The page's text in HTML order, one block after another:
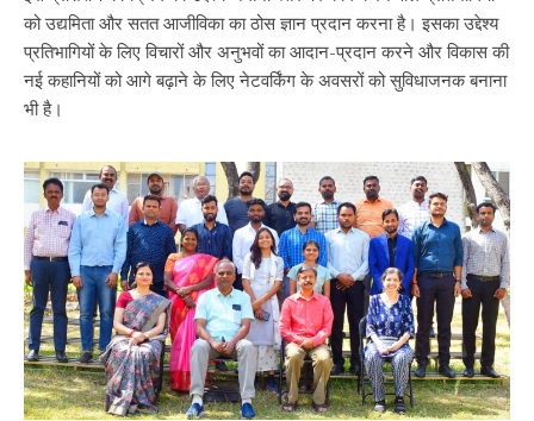
को उद्यमिता और सतत आजीविका का ठोस ज्ञान प्रदान करना है। इसका उद्देश्य
प्रतिभागियों के लिए विचारों और अनुभवों का आदान-प्रदान करने और विकास की
नई कहानियों को आगे बढ़ाने के लिए नेटवर्किंग के अवसरों को सुविधाजनक बनाना
भी है।